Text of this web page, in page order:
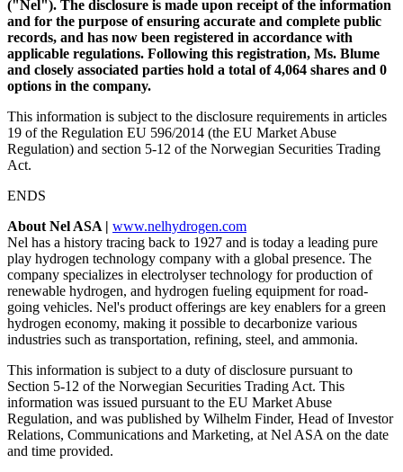
("Nel"). The disclosure is made upon receipt of the information
and for the purpose of ensuring accurate and complete public
records, and has now been registered in accordance with
applicable regulations. Following this registration, Ms. Blume
and closely associated parties hold a total of 4,064 shares and 0
options in the company.
This information is subject to the disclosure requirements in articles
19 of the Regulation EU 596/2014 (the EU Market Abuse
Regulation) and section 5-12 of the Norwegian Securities Trading
Act.
ENDS
About Nel ASA | www.nelhydrogen.com
Nel has a history tracing back to 1927 and is today a leading pure
play hydrogen technology company with a global presence. The
company specializes in electrolyser technology for production of
renewable hydrogen, and hydrogen fueling equipment for road-
going vehicles. Nel's product offerings are key enablers for a green
hydrogen economy, making it possible to decarbonize various
industries such as transportation, refining, steel, and ammonia.
This information is subject to a duty of disclosure pursuant to
Section 5-12 of the Norwegian Securities Trading Act. This
information was issued pursuant to the EU Market Abuse
Regulation, and was published by Wilhelm Finder, Head of Investor
Relations, Communications and Marketing, at Nel ASA on the date
and time provided.